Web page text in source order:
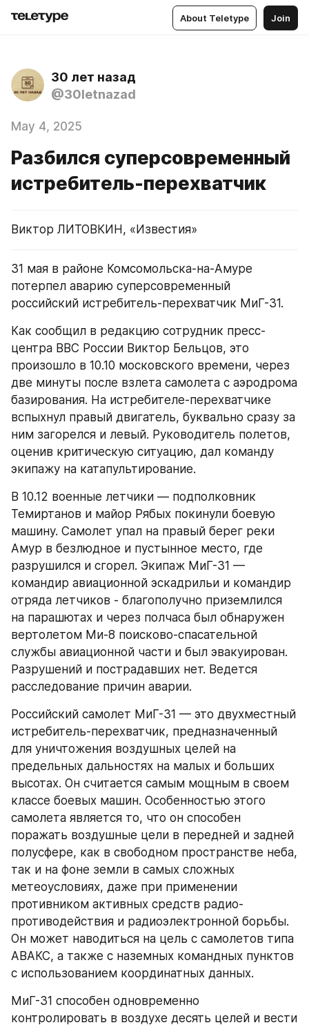
About Teletype Join
30 лет назад
@30letnazad
May 4, 2025
Разбился суперсовременный
истребитель-перехватчик
Виктор ЛИТОВКИН, «Известия»
31 мая в районе Комсомольска-на-Амуре
потерпел аварию суперсовременный
российский истребитель-перехватчик МиГ-31.
Как сообщил в редакцию сотрудник пресс-
центра ВВС России Виктор Бельцов, это
произошло в 10.10 московского времени, через
две минуты после взлета самолета с аэродрома
базирования. На истребителе-перехватчике
вспыхнул правый двигатель, буквально сразу за
ним загорелся и левый. Руководитель полетов,
оценив критическую ситуацию, дал команду
экипажу на катапультирование.
В 10.12 военные летчики — подполковник
Темиртанов и майор Рябых покинули боевую
машину. Самолет упал на правый берег реки
Амур в безлюдное и пустынное место, где
разрушился и сгорел. Экипаж МиГ-31 —
командир авиационной эскадрильи и командир
отряда летчиков - благополучно приземлился
на парашютах и через полчаса был обнаружен
вертолетом Ми-8 поисково-спасательной
службы авиационной части и был эвакуирован.
Разрушений и пострадавших нет. Ведется
расследование причин аварии.
Российский самолет МиГ-31 — это двухместный
истребитель-перехватчик, предназначенный
для уничтожения воздушных целей на
предельных дальностях на малых и больших
высотах. Он считается самым мощным в своем
классе боевых машин. Особенностью этого
самолета является то, что он способен
поражать воздушные цели в передней и задней
полусфере, как в свободном пространстве неба,
так и на фоне земли в самых сложных
метеоусловиях, даже при применении
противником активных средств радио-
противодействия и радиоэлектронной борьбы.
Он может наводиться на цель с самолетов типа
АВАКС, а также с наземных командных пунктов
с использованием координатных данных.
МиГ-31 способен одновременно
контролировать в воздухе десять целей и вести